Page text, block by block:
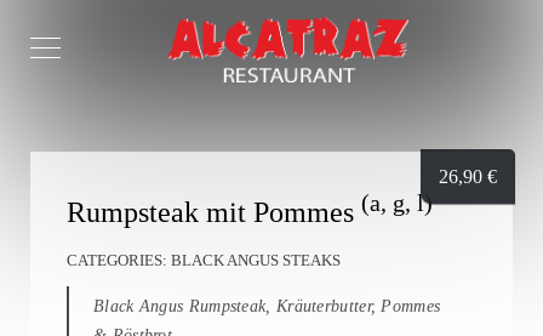
Rumpsteak mit Pommes (a, g, l)
CATEGORIES: BLACK ANGUS STEAKS
Black Angus Rumpsteak, Kräuterbutter, Pommes
26,90 €